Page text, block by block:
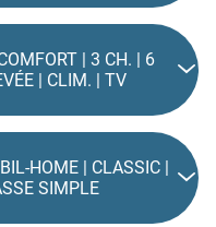
| 3 CH. | 6
| CLIM. | TV
HOME | CLASSIC |
SIMPLE